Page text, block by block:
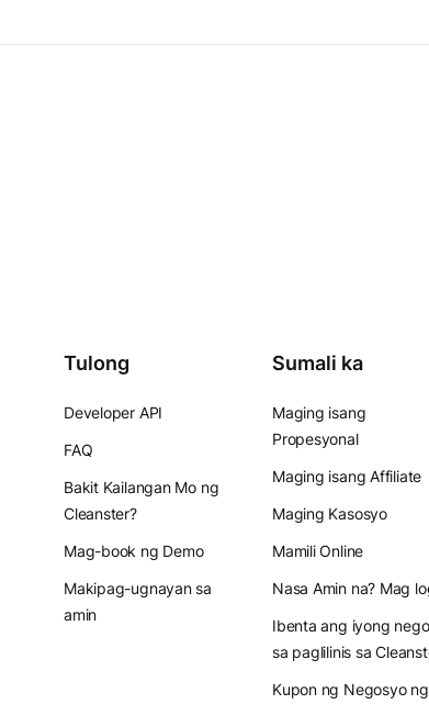
Tulong
Developer API
FAQ
Bakit Kailangan Mo ng
Cleanster?
Mag-book ng Demo
Makipag-ugnayan sa
amin
Sumali ka
Maging isang
Propesyonal
Maging isang Affiliate
Maging Kasosyo
Mamili Online
Nasa Amin na? Mag
Ibenta ang iyong
sa paglilinis sa
Kupon ng Negosyo ng